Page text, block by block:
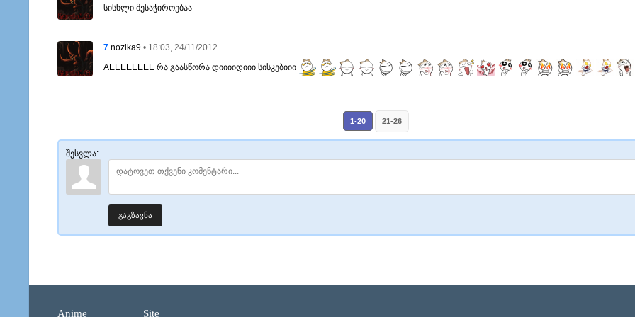
სისხლი მესაჭიროებაა
7 nozika9 • 18:03, 24/11/2012
AEEEEEEEE რა გაასწორა დიიიიდიიი სისკებიიი
1-20 21-26
შესვლა:
გაგზავნა
Anime Site